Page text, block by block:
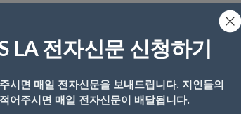
고 거리를 활보하는 것 자체가 위험한 일이며
을 자주 마주하게 된다고 우려했다.
는 도로나 인도를 마음대로 오가기 때문에
LA 전자신문 신청하기
시면 매일 전자신문을 보내드립니다. 지인들의
어주시면 매일 전자신문이 배달됩니다.